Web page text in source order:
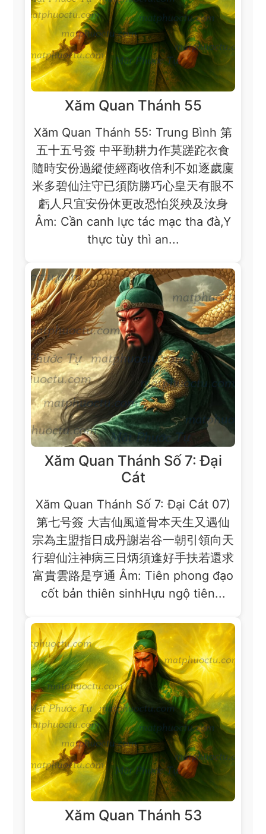
Xăm Quan Thánh 55
Xăm Quan Thánh 55: Trung Bình 第
五十五号簽 中平勤耕力作莫蹉跎衣食
隨時安份過縱使經商收倍利不如逐歲廩
米多碧仙注守已須防勝巧心皇天有眼不
虧人只宜安份休更改恐怕災殃及汝身
Âm: Cần canh lực tác mạc tha đà,Y
thực tùy thì an...
Xăm Quan Thánh Số 7: Đại
Cát
Xăm Quan Thánh Số 7: Đại Cát 07)
第七号簽 大吉仙風道骨本天生又遇仙
宗為主盟指日成丹謝岩谷一朝引領向天
行碧仙注神病三日炳須逢好手扶若還求
富貴雲路是亨通 Âm: Tiên phong đạo
cốt bản thiên sinhHựu ngộ tiên...
Xăm Quan Thánh 53